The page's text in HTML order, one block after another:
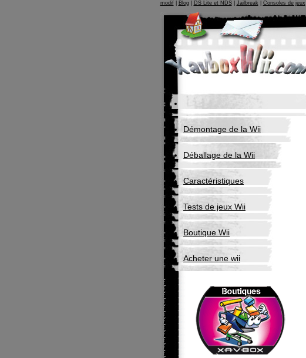
modif| Blog| DS Lite et NDS| Jailbreak| Consoles de jeux
Démontage de la Wii
Déballage de la Wii
Caractéristiques
Tests de jeux Wii
Boutique Wii
Acheter une wii